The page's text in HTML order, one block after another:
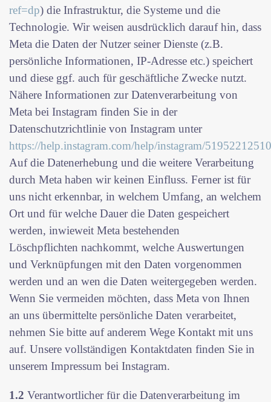
ref=dp) die Infrastruktur, die Systeme und die
Technologie. Wir weisen ausdrücklich darauf hin, dass
Meta die Daten der Nutzer seiner Dienste (z.B.
persönliche Informationen, IP-Adresse etc.) speichert
und diese ggf. auch für geschäftliche Zwecke nutzt.
Nähere Informationen zur Datenverarbeitung von
Meta bei Instagram finden Sie in der
Datenschutzrichtlinie von Instagram unter
https://help.instagram.com/help/instagram/
Auf die Datenerhebung und die weitere Verarbeitung
durch Meta haben wir keinen Einfluss. Ferner ist für
uns nicht erkennbar, in welchem Umfang, an welchem
Ort und für welche Dauer die Daten gespeichert
werden, inwieweit Meta bestehenden
Löschpflichten nachkommt, welche Auswertungen
und Verknüpfungen mit den Daten vorgenommen
werden und an wen die Daten weitergegeben werden.
Wenn Sie vermeiden möchten, dass Meta von Ihnen
an uns übermittelte persönliche Daten verarbeitet,
nehmen Sie bitte auf anderem Wege Kontakt mit uns
auf. Unsere vollständigen Kontaktdaten finden Sie in
unserem Impressum bei Instagram.
1.2 Verantwortlicher für die Datenverarbeitung im